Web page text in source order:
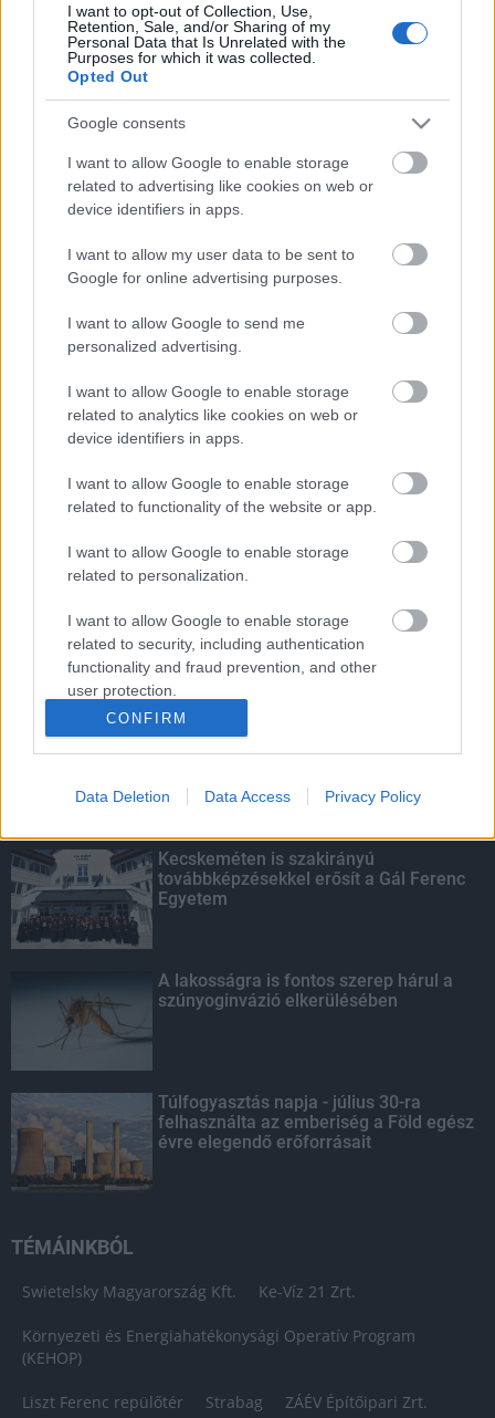
I want to opt-out of Collection, Use,
Retention, Sale, and/or Sharing of my
Personal Data that Is Unrelated with the
Purposes for which it was collected.
Opted Out
Google consents
I want to allow Google to enable storage
related to advertising like cookies on web or
device identifiers in apps.
I want to allow my user data to be sent to
Google for online advertising purposes.
I want to allow Google to send me
personalized advertising.
I want to allow Google to enable storage
related to analytics like cookies on web or
device identifiers in apps.
I want to allow Google to enable storage
related to functionality of the website or app.
I want to allow Google to enable storage
related to personalization.
I want to allow Google to enable storage
related to security, including authentication
functionality and fraud prevention, and other
user protection.
CONFIRM
Data Deletion Data Access Privacy Policy
Beindult az őszibarackszezon, szeptemberig élvezhetjük
A világon évente mintegy 25 millió tonna őszibarack terem, Kína
- csaknem 17 millió tonnával - messze a legnagyobb termelő.
HIRDETÉS
HIRDETÉS
LEGOLVASOTTABB
A hőségben is védik a növényzetet
Pakson
Amire többmillióan vártunk: szombattól
másodfokúra csökken a riasztás
Parfümöt és élelmiszert rejtett a
táskájába két lány Szekszárdon
Kecskeméten is szakirányú
továbbképzésekkel erősít a Gál Ferenc
Egyetem
A lakosságra is fontos szerep hárul a
szúnyoginvázió elkerülésében
Túlfogyasztás napja - július 30-ra
felhasználta az emberiség a Föld egész
évre elegendő erőforrásait
TÉMÁINKBÓL
Swietelsky Magyarország Kft. Ke-Víz 21 Zrt.
Környezeti és Energiahatékonysági Operatív Program
(KEHOP)
Liszt Ferenc repülőtér Strabag ZÁÉV Építőipari Zrt.